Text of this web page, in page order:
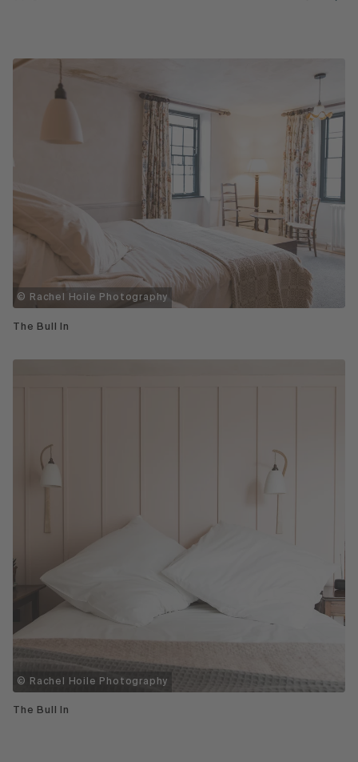
© Rachel Hoile Photography
The Bull In
© Rachel Hoile Photography
The Bull In